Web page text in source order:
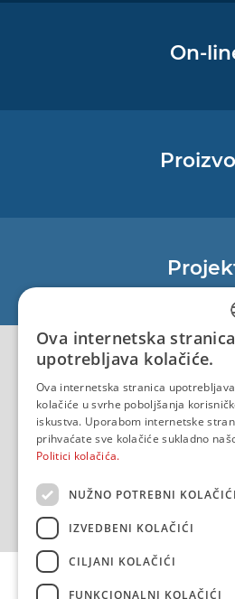
On-
EU -
EU - EU/IPA
EU - Projekt
Politika
Ova internetska stranica
upotrebljava kolačiće.
Ova internetska stranica upotrebljava
kolačiće u svrhe poboljšanja
iskustva. Uporabom internetske
prihvaćate sve kolačiće sukladno
Politici kolačića.
NUŽNO POTREBNI KOLAČIĆI
IZVEDBENI KOLAČIĆI
CILJANI KOLAČIĆI
FUNKCIONALNI KOLAČIĆI